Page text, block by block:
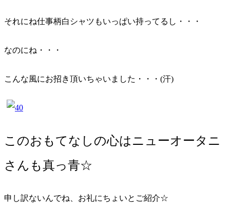
それにね仕事柄白シャツもいっぱい持ってるし・・・
なのにね・・・
こんな風にお招き頂いちゃいました・・・(汗)
このおもてなしの心はニューオータニ
さんも真っ青☆
申し訳ないんでね、お礼にちょいとご紹介☆